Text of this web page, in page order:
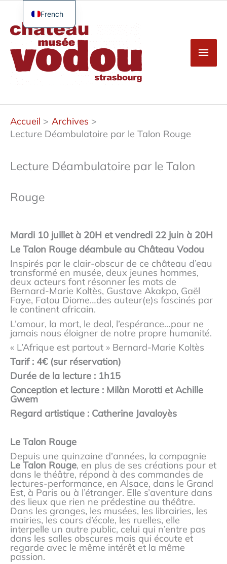
Aller
contenu
Accueil
Archives
Lecture Déambulatoire par le Talon Rouge
Lecture Déambulatoire par le Talon
Rouge
Mardi 10 juillet à 20H et vendredi 22 juin à 20H
Le Talon Rouge déambule au Château Vodou
Inspirés par le clair-obscur de ce château d’eau
transformé en musée, deux jeunes hommes,
deux acteurs font résonner les mots de
Bernard-Marie Koltès, Gustave Akakpo, Gaël
Faye, Fatou Diome…des auteur(e)s fascinés par
le continent africain.
L’amour, la mort, le deal, l’espérance…pour ne
jamais nous éloigner de notre propre humanité.
« L’Afrique est partout » Bernard-Marie Koltès
Tarif : 4€ (sur réservation)
Durée de la lecture : 1h15
Conception et lecture : Milàn Morotti et Achille
Gwem
Regard artistique : Catherine Javaloyès
Le Talon Rouge
Depuis une quinzaine d’années, la compagnie
Le Talon Rouge, en plus de ses créations pour et
dans le théâtre, répond à des commandes de
lectures-performance, en Alsace, dans le Grand
Est, à Paris ou à l’étranger. Elle s’aventure dans
des lieux que rien ne prédestine au théâtre.
Dans les granges, les musées, les librairies, les
mairies, les cours d’école, les ruelles, elle
interpelle un autre public, celui qui n’entre pas
dans les salles obscures mais qui écoute et
regarde avec le même intérêt et la même
passion.
French
English
German
Spanish